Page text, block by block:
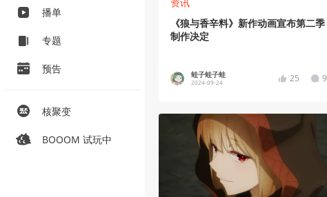
播单
专题
预告
核聚变
BOOOM 试玩中
《狼与香辛料》新作动画宣布第二季
制作决定
蛙子蛙子蛙
2024-09-24 25 9